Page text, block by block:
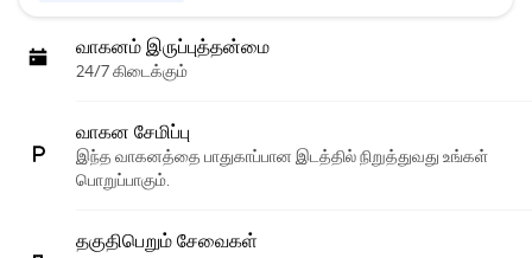
வாகனம் இருப்புத்தன்மை
24/7 கிடைக்கும்
வாகன சேமிப்பு
இந்த வாகனத்தை பாதுகாப்பான இடத்தில் நிறுத்துவது உங்கள்
பொறுப்பாகும்.
தகுதிபெறும் சேவைகள்